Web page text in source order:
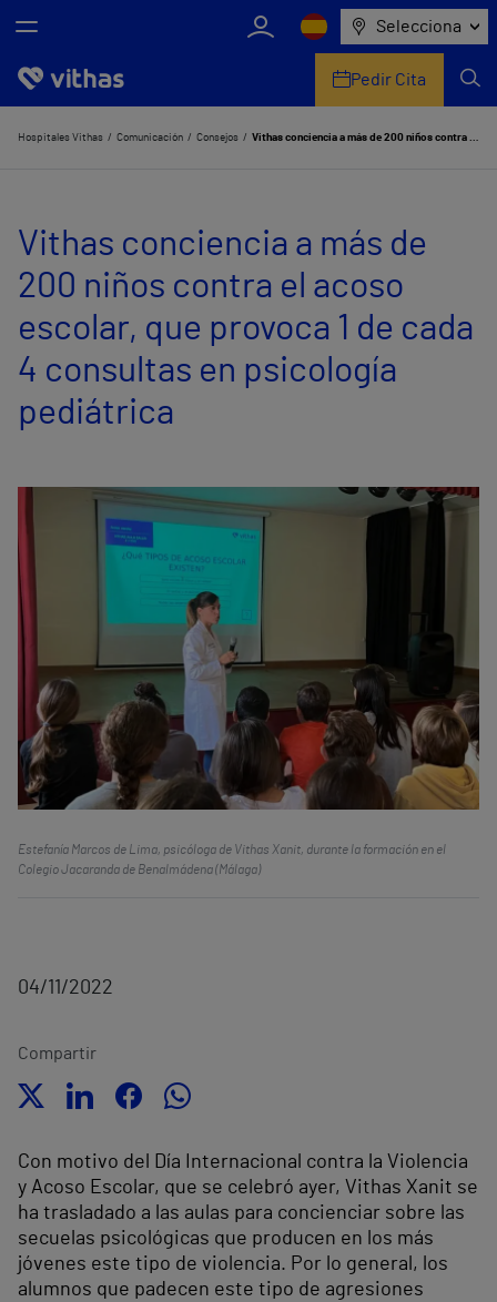
Selecciona
Nosotros
Servicios de salud
Equipo médico y asistencial
Comunicación
Pedir Cita
Hospitales Vithas Comunicación Consejos Vithas conciencia a más de 200 niños contra el acoso escolar, que provoca 1 de cada 4 consultas en psicología pediátrica
Vithas conciencia a más de
200 niños contra el acoso
escolar, que provoca 1 de cada
4 consultas en psicología
pediátrica
Estefanía Marcos de Lima, psicóloga de Vithas Xanit, durante la formación en el
Colegio Jacaranda de Benalmádena (Málaga)
04/11/2022
Compartir
Con motivo del Día Internacional contra la Violencia
y Acoso Escolar, que se celebró ayer, Vithas Xanit se
ha trasladado a las aulas para concienciar sobre las
secuelas psicológicas que producen en los más
jóvenes este tipo de violencia. Por lo general, los
alumnos que padecen este tipo de agresiones